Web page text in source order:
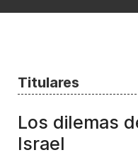
Titulares
Los dilemas
Israel